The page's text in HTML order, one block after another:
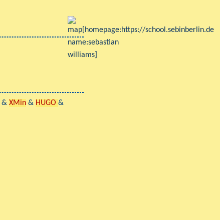
& XMin & HUGO &